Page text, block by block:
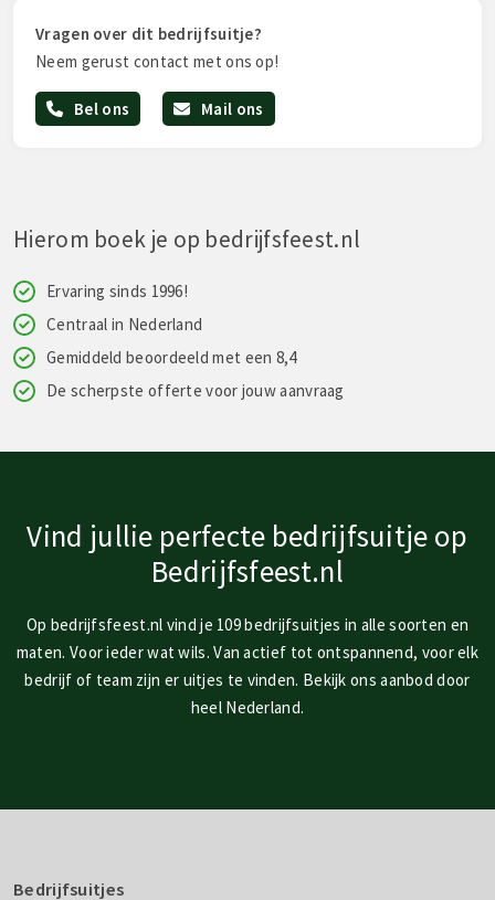
Vragen over dit bedrijfsuitje?
Neem gerust contact met ons op!
Bel ons Mail ons
Hierom boek je op bedrijfsfeest.nl
Ervaring sinds 1996!
Centraal in Nederland
Gemiddeld beoordeeld met een 8,4
De scherpste offerte voor jouw aanvraag
Vind jullie perfecte bedrijfsuitje op
Bedrijfsfeest.nl
Op bedrijfsfeest.nl vind je 109 bedrijfsuitjes in alle soorten en
maten. Voor ieder wat wils. Van actief tot ontspannend, voor elk
bedrijf of team zijn er uitjes te vinden. Bekijk ons aanbod door
heel Nederland.
Bedrijfsuitjes